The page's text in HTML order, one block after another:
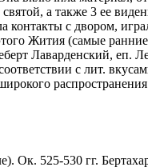
а также 3 ее
контакты с двором,
Жития (самые
Лаварденский, еп.
с лит.
Ок. 525-530 гг.